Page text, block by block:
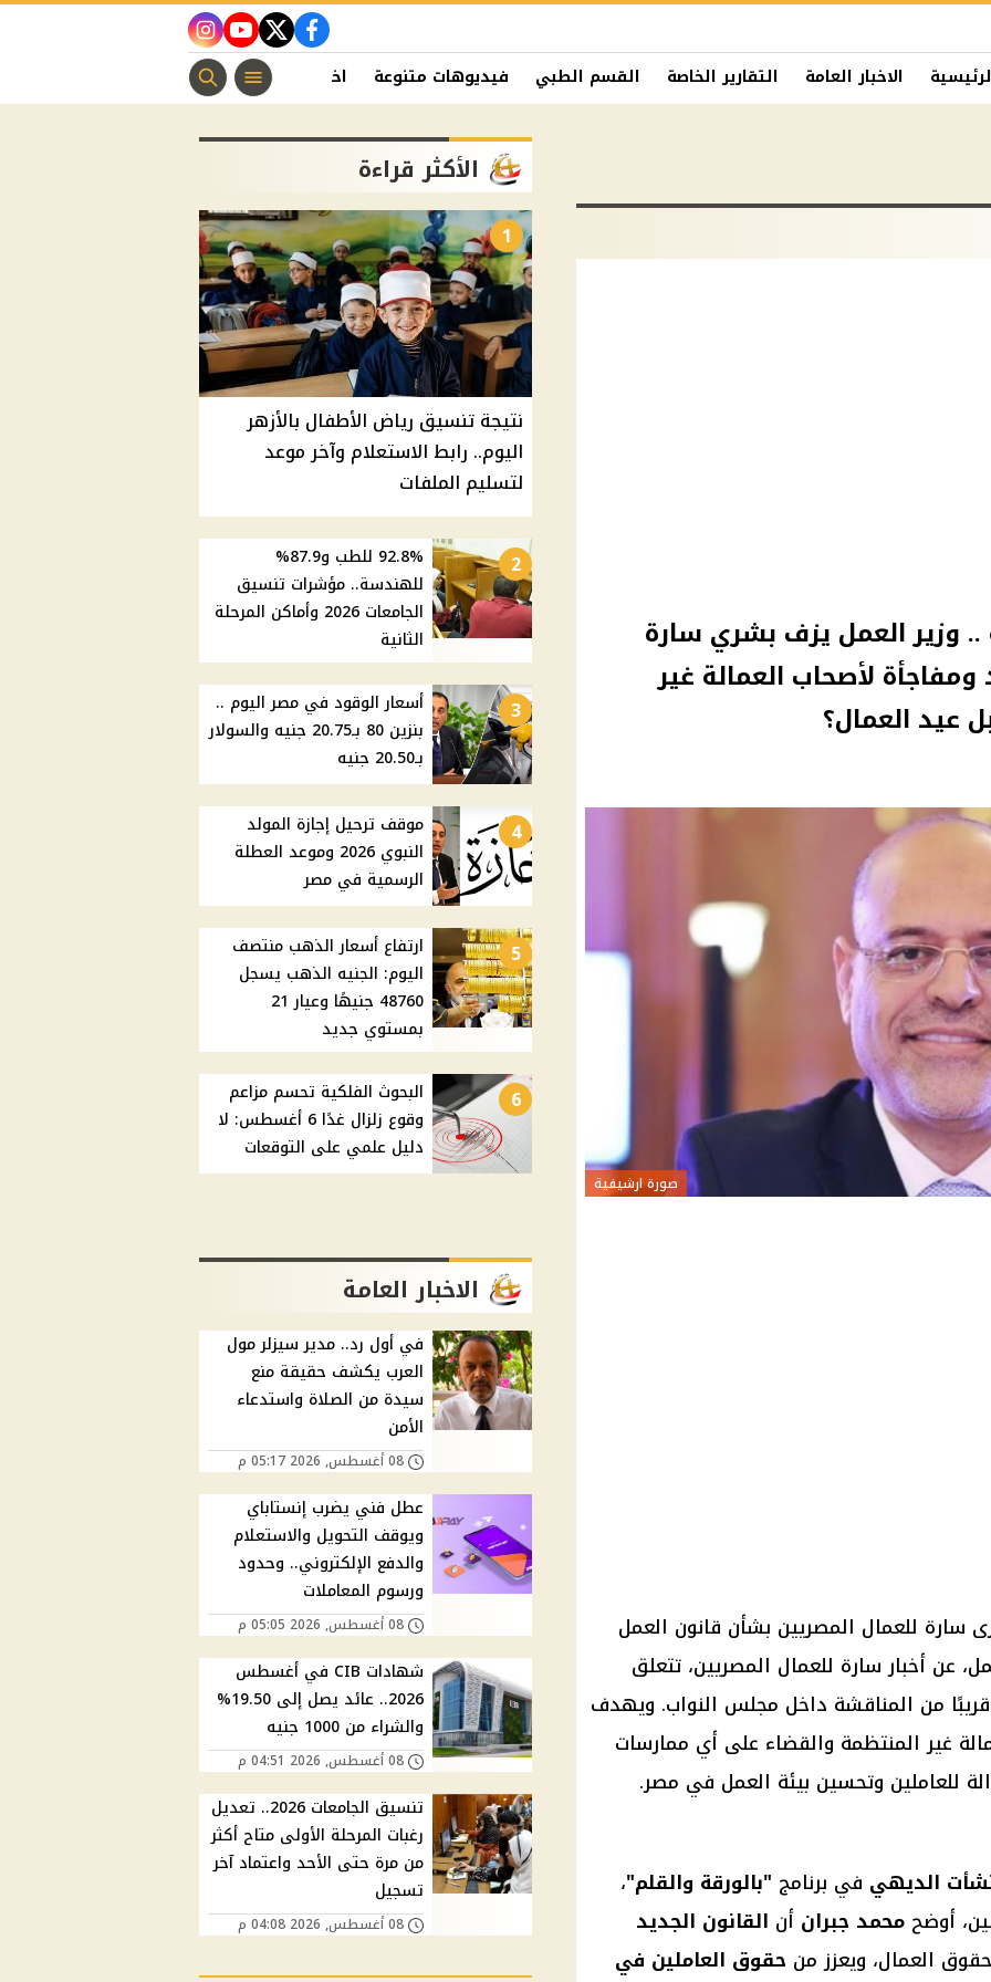
facebook
twitter
youtube
instagram
الاخبار العامة التقارير الخاصة القسم الطبي فيديوهات متنوعة اخبار الفن منوعات مسيحية
وزير العمل يزف بشري سارة
لأصحاب العمالة غير
عيد العمال؟
صورة ارشيفية
سارة للعمال المصريين بشأن قانون العمل
عن أخبار سارة للعمال المصريين، تتعلق
قريبًا من المناقشة داخل مجلس النواب. ويهدف
غير المنتظمة والقضاء على أي ممارسات
للعاملين وتحسين بيئة العمل في مصر.
الديهي في برنامج "بالورقة والقلم"،
أوضح محمد جبران أن القانون الجديد
العمال، ويعزز من حقوق العاملين في
الأكثر قراءة
1
نتيجة تنسيق رياض الأطفال بالأزهر
اليوم.. رابط الاستعلام وآخر موعد
لتسليم الملفات
2
92.8% للطب و87.9%
للهندسة.. مؤشرات تنسيق
الجامعات 2026 وأماكن المرحلة
الثانية
3
أسعار الوقود في مصر اليوم ..
بنزين 80 بـ20.75 جنيه والسولار
بـ20.50 جنيه
4
موقف ترحيل إجازة المولد
النبوي 2026 وموعد العطلة
الرسمية في مصر
5
ارتفاع أسعار الذهب منتصف
اليوم: الجنيه الذهب يسجل
48760 جنيهًا وعيار 21
بمستوي جديد
6
البحوث الفلكية تحسم مزاعم
وقوع زلزال غدًا 6 أغسطس: لا
دليل علمي على التوقعات
الاخبار العامة
في أول رد.. مدير سيزلر مول
العرب يكشف حقيقة منع
سيدة من الصلاة واستدعاء
الأمن
08 أغسطس, 2026 05:17 م
عطل فني يضرب إنستاباي
ويوقف التحويل والاستعلام
والدفع الإلكتروني.. وحدود
ورسوم المعاملات
08 أغسطس, 2026 05:05 م
شهادات CIB في أغسطس
2026.. عائد يصل إلى 19.50%
والشراء من 1000 جنيه
08 أغسطس, 2026 04:51 م
تنسيق الجامعات 2026.. تعديل
رغبات المرحلة الأولى متاح أكثر
من مرة حتى الأحد واعتماد آخر
تسجيل
08 أغسطس, 2026 04:08 م